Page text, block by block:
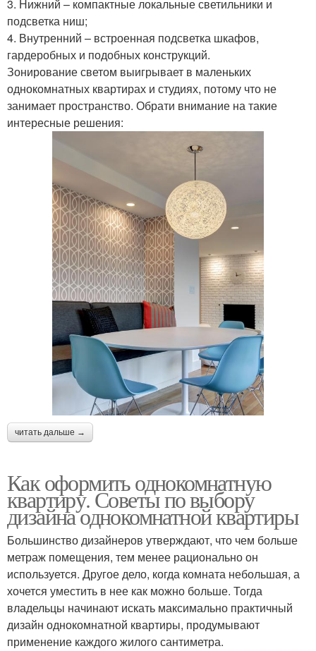
3. Нижний – компактные локальные светильники и
подсветка ниш;
4. Внутренний – встроенная подсветка шкафов,
гардеробных и подобных конструкций.
Зонирование светом выигрывает в маленьких
однокомнатных квартирах и студиях, потому что не
занимает пространство. Обрати внимание на такие
интересные решения:
читать дальше →
Как оформить однокомнатную
квартиру. Советы по выбору
дизайна однокомнатной квартиры
Большинство дизайнеров утверждают, что чем больше
метраж помещения, тем менее рационально он
используется. Другое дело, когда комната небольшая, а
хочется уместить в нее как можно больше. Тогда
владельцы начинают искать максимально практичный
дизайн однокомнатной квартиры, продумывают
применение каждого жилого сантиметра.